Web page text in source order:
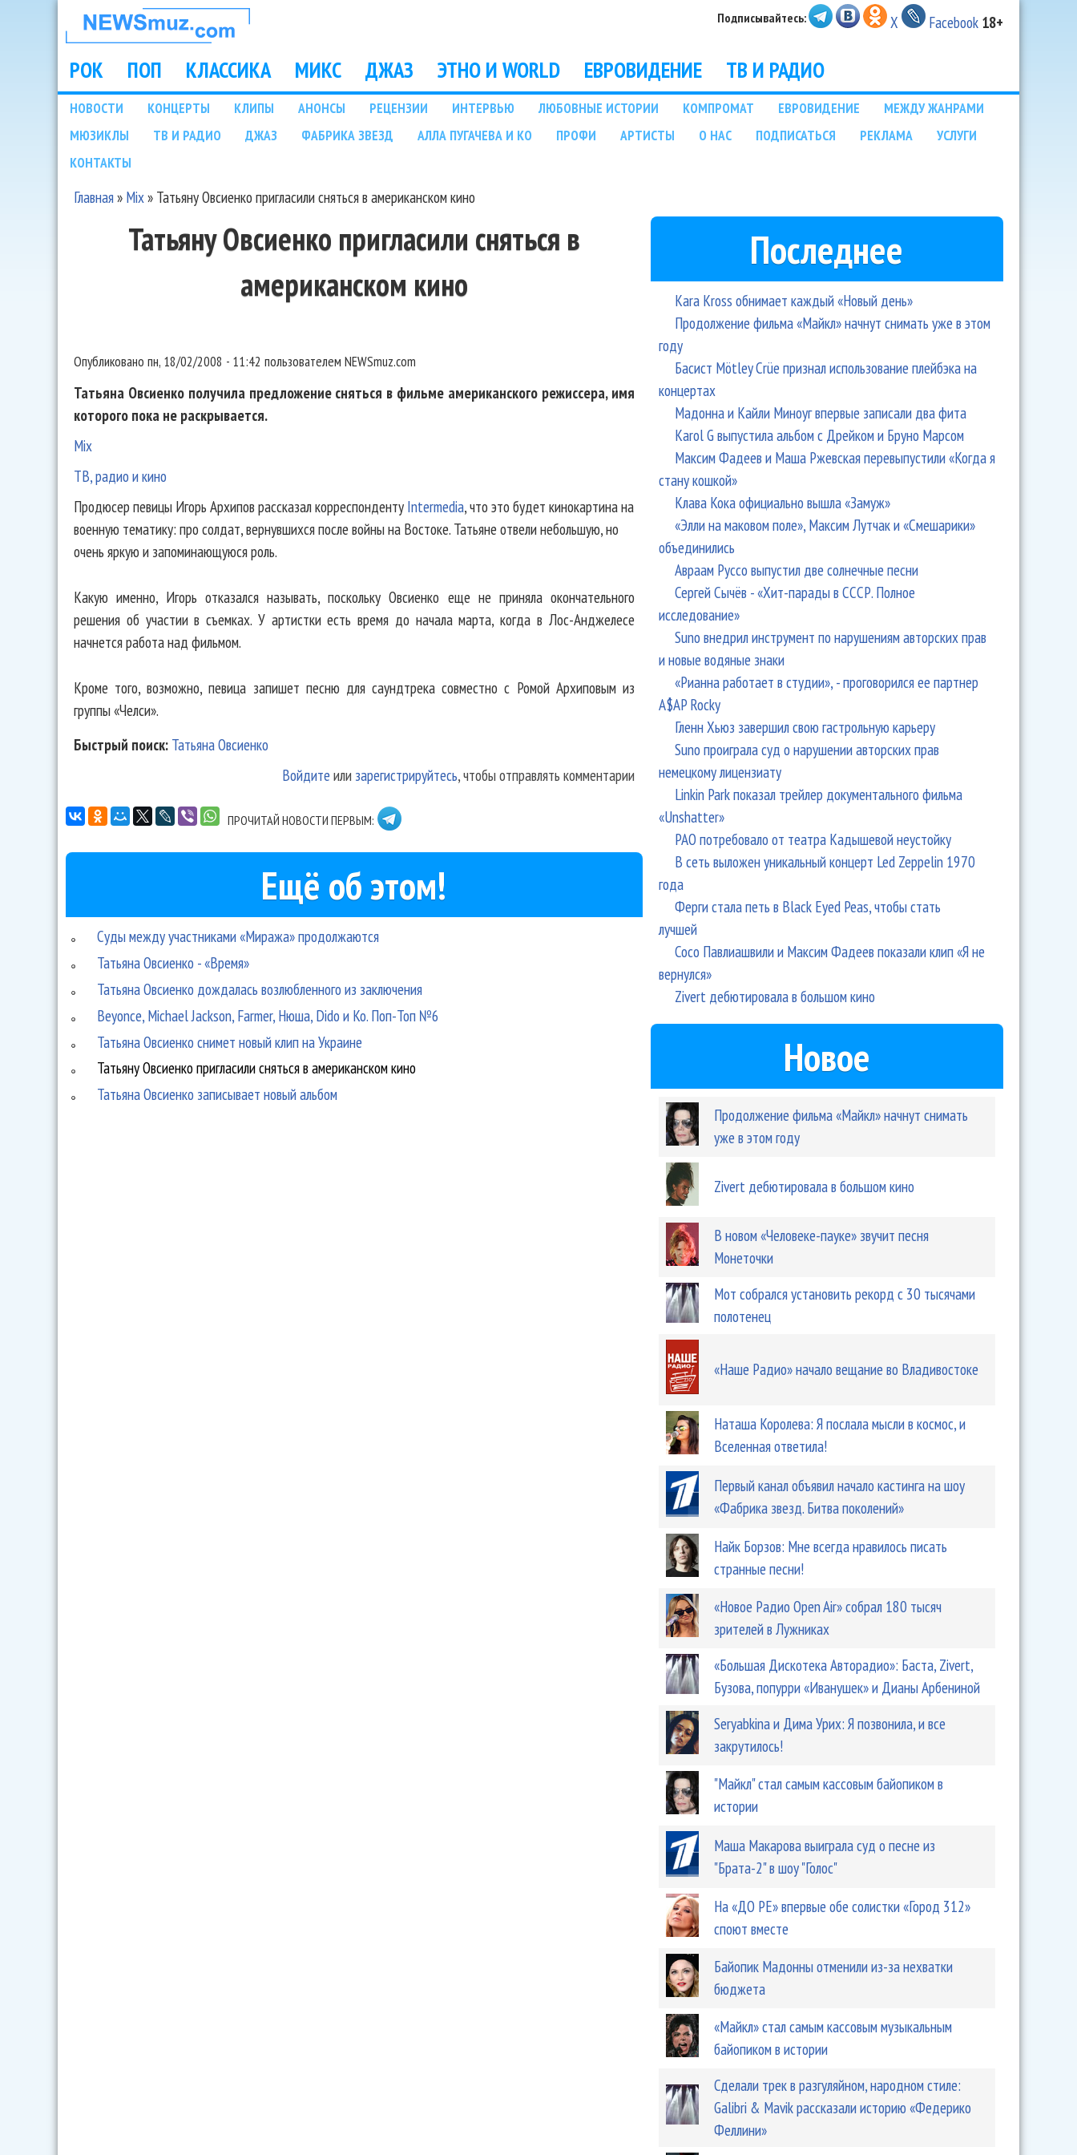
НОВОСТИ
МУЗЫКИ И
ШОУ БИЗНЕСА
NEWSMUZ.COM
Подписывайтесь: X Facebook 18+
Main menu
РОК ПОП КЛАССИКА МИКС ДЖАЗ ЭТНО И WORLD ЕВРОВИДЕНИЕ ТВ И РАДИО
Подразделы
НОВОСТИ КОНЦЕРТЫ КЛИПЫ АНОНСЫ РЕЦЕНЗИИ ИНТЕРВЬЮ ЛЮБОВНЫЕ ИСТОРИИ КОМПРОМАТ ЕВРОВИДЕНИЕ
МЕЖДУ ЖАНРАМИ
МЮЗИКЛЫ
ТВ И РАДИО ДЖАЗ ФАБРИКА ЗВЕЗД АЛЛА ПУГАЧЕВА И КО ПРОФИ АРТИСТЫ О НАС ПОДПИСАТЬСЯ РЕКЛАМА
УСЛУГИ
КОНТАКТЫ
Главная» Mix» Татьяну Овсиенко пригласили сняться в американском кино
Татьяну Овсиенко пригласили сняться в
американском кино
Опубликовано пн, 18/02/2008 - 11:42 пользователем NEWSmuz.com
Татьяна Овсиенко получила предложение сняться в фильме американского режиссера, имя
которого пока не раскрывается.
Mix
ТВ, радио и кино
Продюсер певицы Игорь Архипов рассказал корреспонденту Intermedia, что это будет кинокартина на
военную тематику: про солдат, вернувшихся после войны на Востоке. Татьяне отвели небольшую, но
очень яркую и запоминающуюся роль.
Какую именно, Игорь отказался называть, поскольку Овсиенко еще не приняла окончательного
решения об участии в съемках. У артистки есть время до начала марта, когда в Лос-Анджелесе
начнется работа над фильмом.
Кроме того, возможно, певица запишет песню для саундтрека совместно с Ромой Архиповым из
группы «Челси».
Быстрый поиск: Татьяна Овсиенко
Войдите или зарегистрируйтесь, чтобы отправлять комментарии
ПРОЧИТАЙ НОВОСТИ ПЕРВЫМ:
Ещё об этом!
Суды между участниками «Миража» продолжаются
Татьяна Овсиенко - «Время»
Татьяна Овсиенко дождалась возлюбленного из заключения
Beyonce, Michael Jackson, Farmer, Нюша, Dido и Ко. Поп-Топ №6
Татьяна Овсиенко снимет новый клип на Украине
Татьяну Овсиенко пригласили сняться в американском кино
Татьяна Овсиенко записывает новый альбом
Последнее
Kara Kross обнимает каждый «Новый день»
Продолжение фильма «Майкл» начнут снимать уже в этом
году
Басист Mötley Crüe признал использование плейбэка на
концертах
Мадонна и Кайли Миноуг впервые записали два фита
Karol G выпустила альбом с Дрейком и Бруно Марсом
Максим Фадеев и Маша Ржевская перевыпустили «Когда я
стану кошкой»
Клава Кока официально вышла «Замуж»
«Элли на маковом поле», Максим Лутчак и «Смешарики»
объединились
Авраам Руссо выпустил две солнечные песни
Сергей Сычёв - «Хит-парады в СССР. Полное
исследование»
Suno внедрил инструмент по нарушениям авторских прав
и новые водяные знаки
«Рианна работает в студии», - проговорился ее партнер
A$AP Rocky
Гленн Хьюз завершил свою гастрольную карьеру
Suno проиграла суд о нарушении авторских прав
немецкому лицензиату
Linkin Park показал трейлер документального фильма
«Unshatter»
РАО потребовало от театра Кадышевой неустойку
В сеть выложен уникальный концерт Led Zeppelin 1970
года
Ферги стала петь в Black Eyed Peas, чтобы стать
лучшей
Сосо Павлиашвили и Максим Фадеев показали клип «Я не
вернулся»
Zivert дебютировала в большом кино
Новое
Продолжение фильма «Майкл» начнут снимать
уже в этом году
Zivert дебютировала в большом кино
В новом «Человеке-пауке» звучит песня
Монеточки
Мот собрался установить рекорд с 30 тысячами
полотенец
«Наше Радио» начало вещание во Владивостоке
Наташа Королева: Я послала мысли в космос, и
Вселенная ответила!
Первый канал объявил начало кастинга на шоу
«Фабрика звезд. Битва поколений»
Найк Борзов: Мне всегда нравилось писать
странные песни!
«Новое Радио Open Air» собрал 180 тысяч
зрителей в Лужниках
«Большая Дискотека Авторадио»: Баста, Zivert,
Бузова, попурри «Иванушек» и Дианы Арбениной
Seryabkina и Дима Урих: Я позвонила, и все
закрутилось!
"Майкл" стал самым кассовым байопиком в
истории
Маша Макарова выиграла суд о песне из
"Брата-2" в шоу "Голос"
На «ДО РЕ» впервые обе солистки «Город 312»
споют вместе
Байопик Мадонны отменили из-за нехватки
бюджета
«Майкл» стал самым кассовым музыкальным
байопиком в истории
Сделали трек в разгуляйном, народном стиле:
Galibri & Mavik рассказали историю «Федерико
Феллини»